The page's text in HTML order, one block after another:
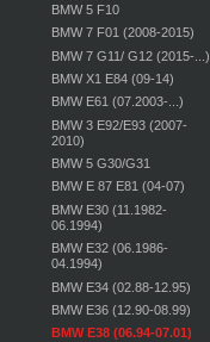
BMW 5 F10
BMW 7 F01 (2008-2015)
BMW 7 G11/ G12 (2015-...)
BMW X1 E84 (09-14)
BMW E61 (07.2003-...)
BMW 3 E92/E93 (2007-
2010)
BMW 5 G30/G31
BMW E 87 E81 (04-07)
BMW E30 (11.1982-
06.1994)
BMW E32 (06.1986-
04.1994)
BMW E34 (02.88-12.95)
BMW E36 (12.90-08.99)
BMW E38 (06.94-07.01)